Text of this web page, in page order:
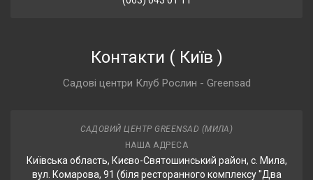
Контакти ( Київ )
Садові центри Клуб Рослин - Greensad
САДОВИЙ ЦЕНТР GREENSAD (МИЛА)
НАША АДРЕСА
Київська область, Києво-Святошинський район, с. Мила,
вул. Комарова, 91 (біля ресторанного комплексу "Два